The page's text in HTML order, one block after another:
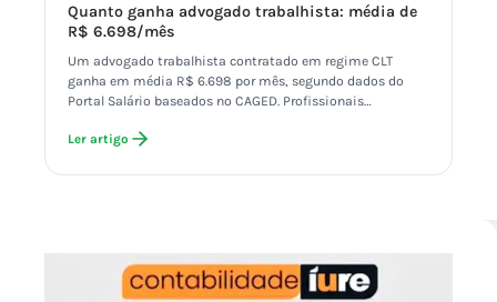
Quanto ganha advogado trabalhista: média de
R$ 6.698/mês
Um advogado trabalhista contratado em regime CLT
ganha em média R$ 6.698 por mês, segundo dados do
Portal Salário baseados no CAGED. Profissionais…
Ler artigo